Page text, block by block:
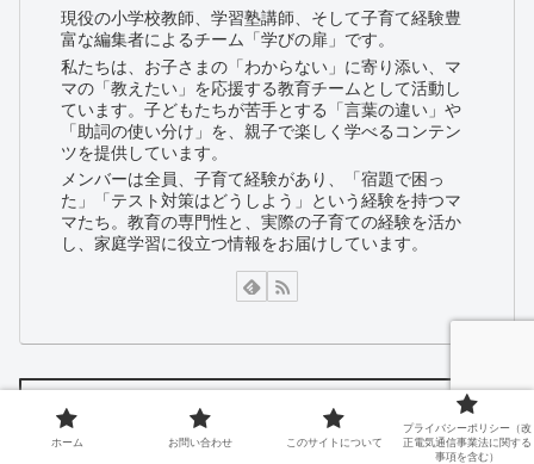
現役の小学校教師、学習塾講師、そして子育て経験豊
富な編集者によるチーム「学びの扉」です。
私たちは、お子さまの「わからない」に寄り添い、マ
マの「教えたい」を応援する教育チームとして活動し
ています。子どもたちが苦手とする「言葉の違い」や
「助詞の使い分け」を、親子で楽しく学べるコンテン
ツを提供しています。
メンバーは全員、子育て経験があり、「宿題で困っ
た」「テスト対策はどうしよう」という経験を持つマ
マたち。教育の専門性と、実際の子育ての経験を活か
し、家庭学習に役立つ情報をお届けしています。
ホーム お問い合わせ このサイトについて
プライバシーポリシー（改
正電気通信事業法に関する
事項を含む）